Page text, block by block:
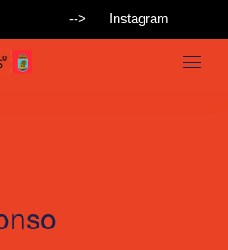
--> Instagram